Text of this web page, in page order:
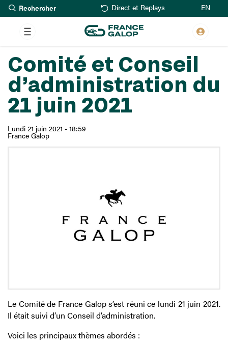
Aller
au
contenu
principal
Rechercher Direct et Replays EN
Comité et Conseil
d’administration du
21 juin 2021
Lundi 21 juin 2021 - 18:59
France Galop
Le Comité de France Galop s’est réuni ce lundi 21 juin 2021.
Il était suivi d’un Conseil d’administration.
Voici les principaux thèmes abordés :